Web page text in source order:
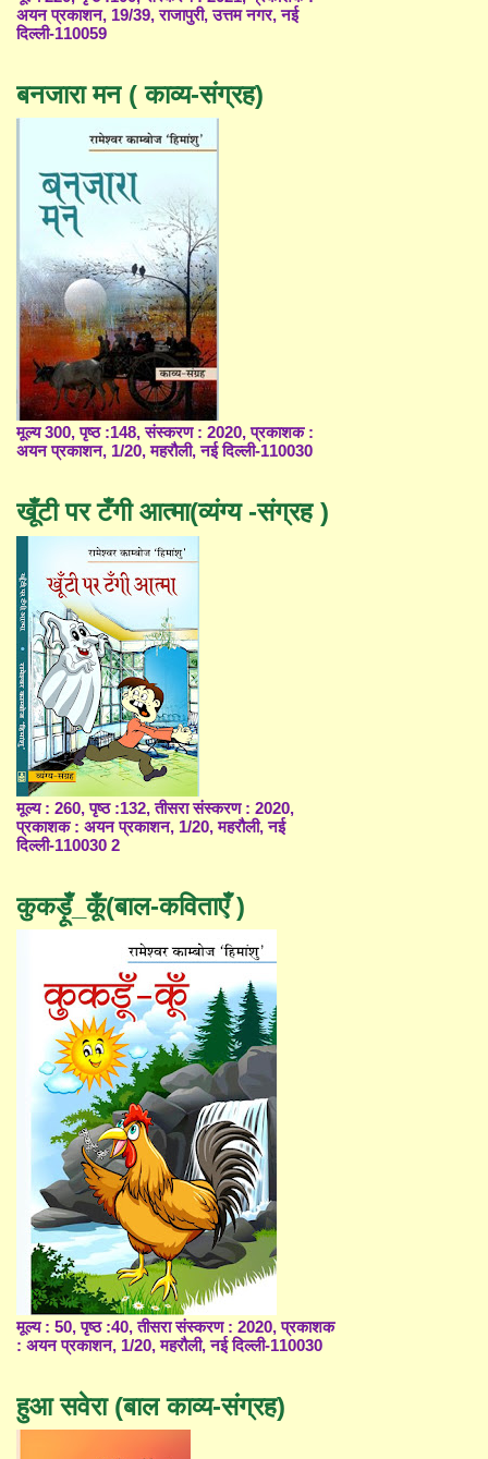
अयन प्रकाशन, 19/39, राजापुरी, उत्तम नगर, नई
दिल्ली-110059
बनजारा मन ( काव्य-संग्रह)
मूल्य 300, पृष्ठ :148, संस्करण : 2020, प्रकाशक :
अयन प्रकाशन, 1/20, महरौली, नई दिल्ली-110030
खूँटी पर टँगी आत्मा(व्यंग्य -संग्रह )
मूल्य : 260, पृष्ठ :132, तीसरा संस्करण : 2020,
प्रकाशक : अयन प्रकाशन, 1/20, महरौली, नई
दिल्ली-110030 2
कुकड़ूँ_कूँ(बाल-कविताएँ )
मूल्य : 50, पृष्ठ :40, तीसरा संस्करण : 2020, प्रकाशक
: अयन प्रकाशन, 1/20, महरौली, नई दिल्ली-110030
हुआ सवेरा (बाल काव्य-संग्रह)